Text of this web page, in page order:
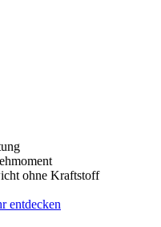
ohne Kraftstoff
entdecken